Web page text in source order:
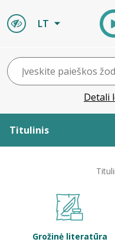
LT
Detali
Titulinis
Grožinė literatūra